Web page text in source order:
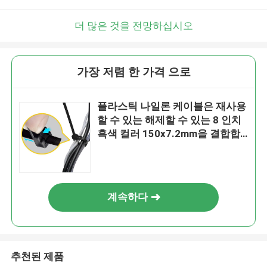
더 많은 것을 전망하십시오
가장 저렴 한 가격 으로
플라스틱 나일론 케이블은 재사용
할 수 있는 해제할 수 있는 8 인치
흑색 컬러 150x7.2mm을 결합합
계속하다
추천된 제품